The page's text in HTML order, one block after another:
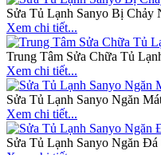
Sửa Tủ Lạnh Sanyo Bị Chảy
Xem chi tiết...
Trung Tâm Sửa Chữa Tủ
Xem chi tiết...
Sửa Tủ Lạnh Sanyo Ngăn
Xem chi tiết...
Sửa Tủ Lạnh Sanyo Ngăn